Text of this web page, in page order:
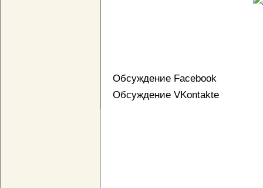
Обсуждение Facebook
Обсуждение VKontakte